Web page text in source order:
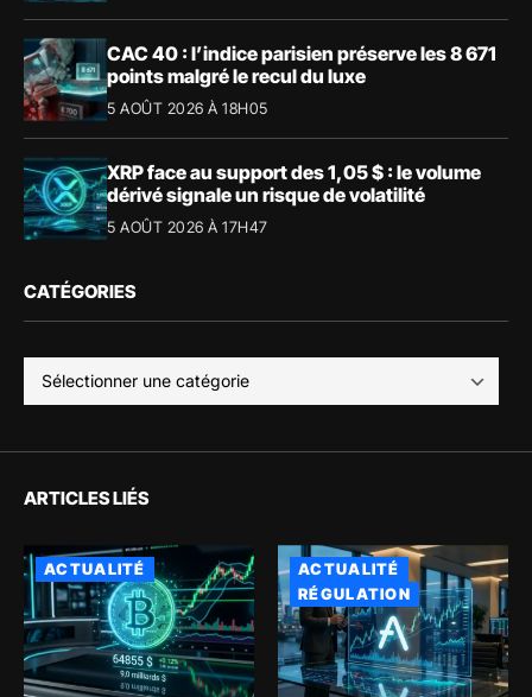
CAC 40 : l’indice parisien préserve les 8 671
points malgré le recul du luxe
5 AOÛT 2026 À 18H05
XRP face au support des 1,05 $ : le volume
dérivé signale un risque de volatilité
5 AOÛT 2026 À 17H47
CATÉGORIES
ARTICLES LIÉS
ACTUALITÉ
ACTUALITÉ
RÉGULATION